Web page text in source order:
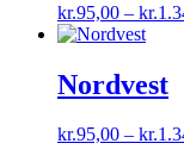
kr.95,00 – kr.
Nordvest
kr.95,00 – kr.